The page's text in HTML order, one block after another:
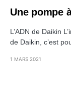
Une pompe
L’ADN de Daikin
de Daikin, c’est
1 MARS 2021